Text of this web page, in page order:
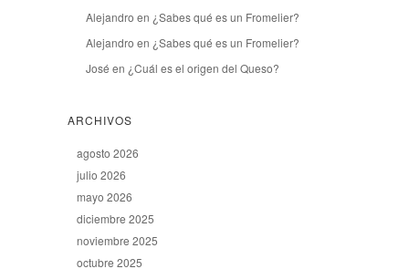
Alejandro en ¿Sabes qué es un Fromelier?
Alejandro en ¿Sabes qué es un Fromelier?
José en ¿Cuál es el origen del Queso?
ARCHIVOS
agosto 2026
julio 2026
mayo 2026
diciembre 2025
noviembre 2025
octubre 2025